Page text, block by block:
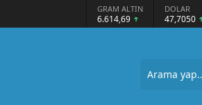
DOLAR
47,7050
EURO
55,0521